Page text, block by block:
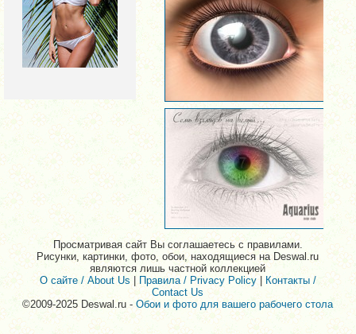
Просматривая сайт Вы соглашаетесь с правилами.
Рисунки, картинки, фото, обои, находящиеся на Deswal.ru
являются лишь частной коллекцией
О сайте / About Us
Правила / Privacy Policy| Контакты /
Contact Us
©2009-2025 Deswal.ru -Обои и фото для вашего рабочего стола